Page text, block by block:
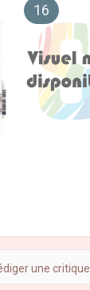
16
une critique